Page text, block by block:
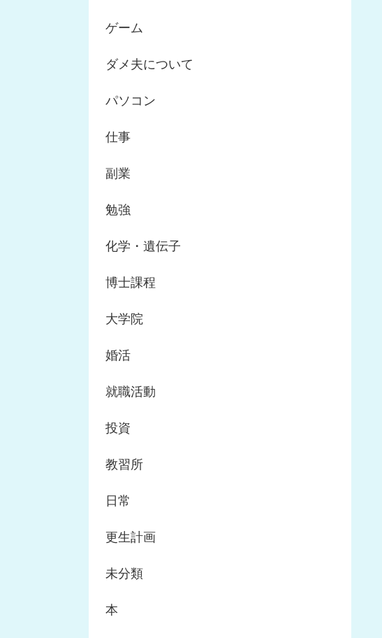
ゲーム
ダメ夫について
パソコン
仕事
副業
勉強
化学・遺伝子
博士課程
大学院
婚活
就職活動
投資
教習所
日常
更生計画
未分類
本